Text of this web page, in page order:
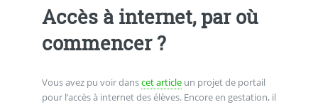
Accès à internet, par où
commencer ?
Vous avez pu voir danscet articleun projet de portail
pour l’accès à internet des élèves. Encore en gestation, il